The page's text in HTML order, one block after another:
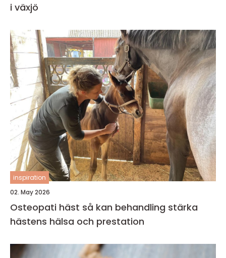
i växjö
inspiration
02. May 2026
Osteopati häst så kan behandling stärka
hästens hälsa och prestation